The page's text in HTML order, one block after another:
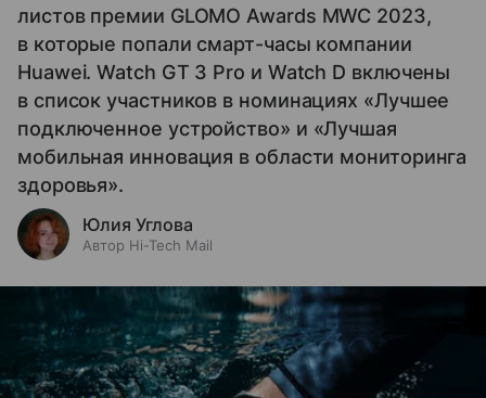
листов премии GLOMO Awards MWC 2023,
в которые попали смарт-часы компании
Huawei. Watch GT 3 Pro и Watch D включены
в список участников в номинациях «Лучшее
подключенное устройство» и «Лучшая
мобильная инновация в области мониторинга
здоровья».
Юлия Углова
Автор Hi-Tech Mail